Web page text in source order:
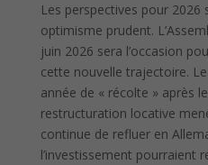
Les perspectives pour 2026
optimisme prudent.
juin 2026 sera l’occasion
cette nouvelle trajectoire.
année de « récolte » après
restructuration locative
continue de refluer en
l’investissement pourraient